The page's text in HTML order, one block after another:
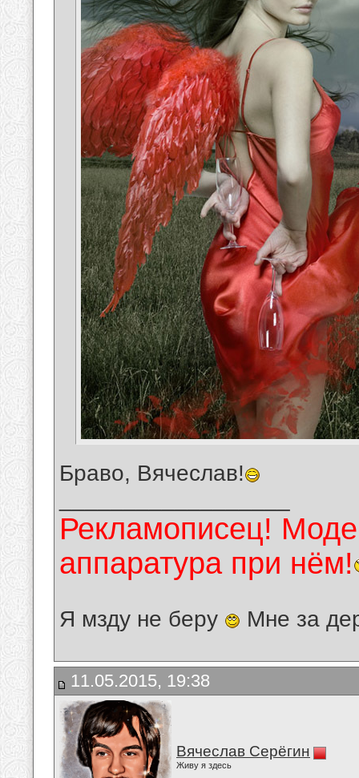
Браво, Вячеслав!
Рекламописец!
аппаратура при нём!
Я мзду не беру Мне за
11.05.2015, 19:38
Вячеслав Серёгин
Живу я здесь